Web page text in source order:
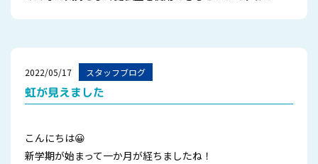
2022/05/17 スタッフブログ
虹が見えました
こんにちは😀
新学期が始まって一か月が経ちましたね！